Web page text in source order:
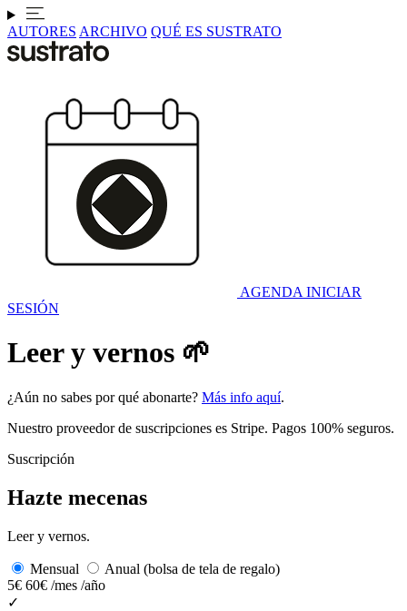
AUTORES ARCHIVO QUÉ ES SUSTRATO
AGENDA INICIAR
SESIÓN
Leer y vernos 🌱
¿Aún no sabes por qué abonarte? Más info aquí.
Nuestro proveedor de suscripciones es Stripe. Pagos 100% seguros.
Suscripción
Hazte mecenas
Leer y vernos.
Mensual
Anual (bolsa de tela de regalo)
5€ 60€ /mes /año
✓